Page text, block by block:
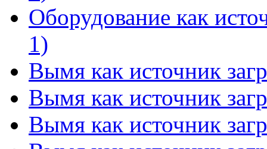
Оборудование как
1)
Вымя как источник
Вымя как источник
Вымя как источник